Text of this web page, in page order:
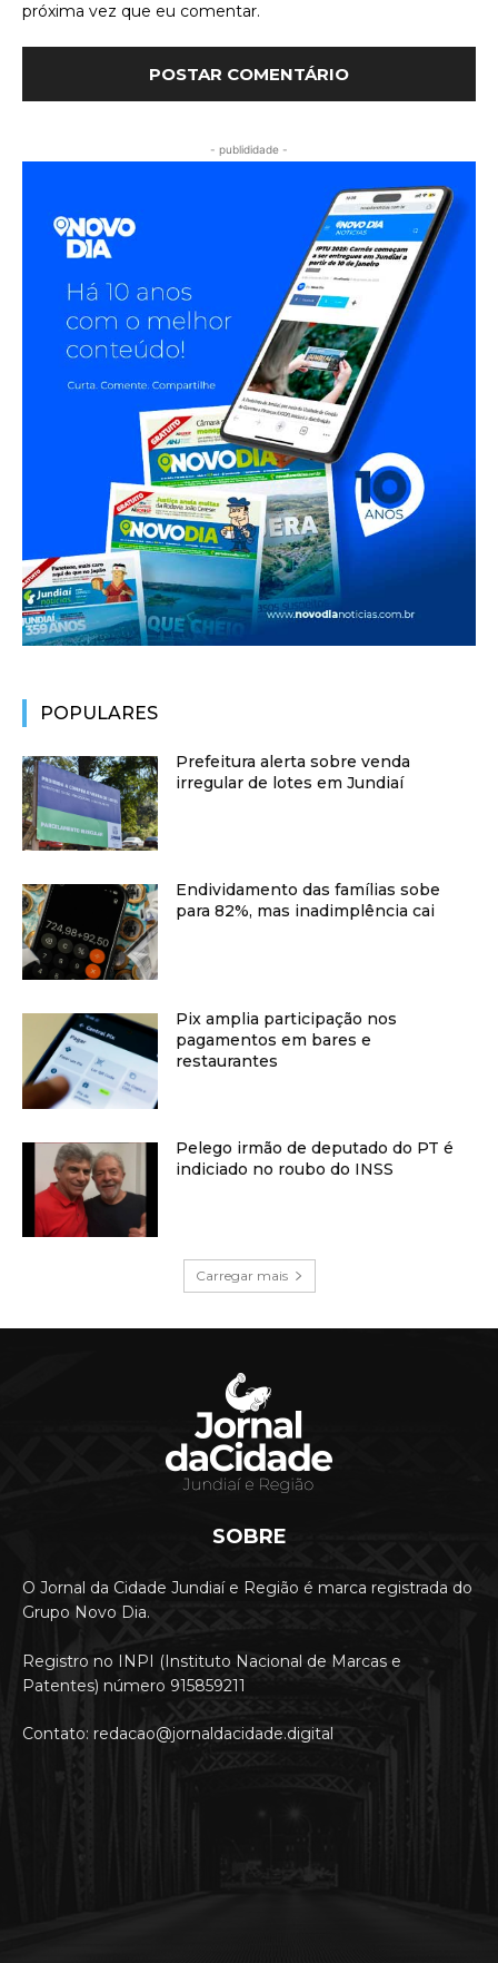
próxima vez que eu comentar.
- publididade -
POPULARES
Prefeitura alerta sobre venda
irregular de lotes em Jundiaí
Endividamento das famílias sobe
para 82%, mas inadimplência cai
Pix amplia participação nos
pagamentos em bares e
restaurantes
Pelego irmão de deputado do PT é
indiciado no roubo do INSS
Carregar mais
SOBRE
O Jornal da Cidade Jundiaí e Região é marca registrada do
Grupo Novo Dia.
Registro no INPI (Instituto Nacional de Marcas e
Patentes) número 915859211
Contato: redacao@jornaldacidade.digital